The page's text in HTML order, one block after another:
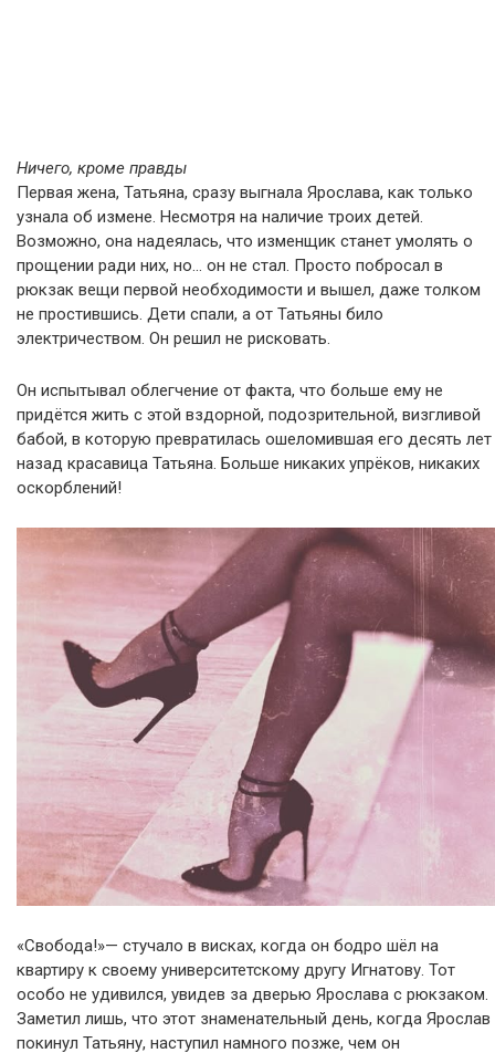
Ничего, кроме правды
Первая жена, Татьяна, сразу выгнала Ярослава, как только
узнала об измене. Несмотря на наличие троих детей.
Возможно, она надеялась, что изменщик станет умолять о
прощении ради них, но… он не стал. Просто побросал в
рюкзак вещи первой необходимости и вышел, даже толком
не простившись. Дети спали, а от Татьяны било
электричеством. Он решил не рисковать.
Он испытывал облегчение от факта, что больше ему не
придётся жить с этой вздорной, подозрительной, визгливой
бабой, в которую превратилась ошеломившая его десять лет
назад красавица Татьяна. Больше никаких упрёков, никаких
оскорблений!
«Свобода!»— стучало в висках, когда он бодро шёл на
квартиру к своему университетскому другу Игнатову. Тот
особо не удивился, увидев за дверью Ярослава с рюкзаком.
Заметил лишь, что этот знаменательный день, когда Ярослав
покинул Татьяну, наступил намного позже, чем он